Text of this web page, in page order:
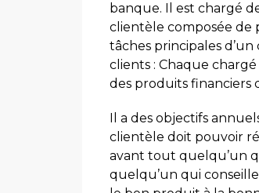
banque. Il est chargé
clientèle composée de
tâches principales
clients : Chaque
des produits financiers
Il a des objectifs
clientèle doit pouvoir
avant tout quelqu’un
quelqu’un qui